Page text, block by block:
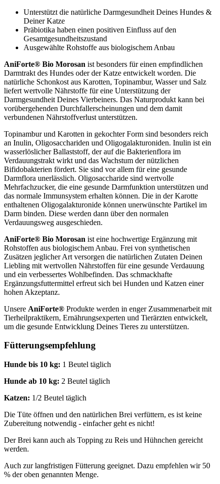
Unterstützt die natürliche Darmgesundheit Deines Hundes &
Deiner Katze
Präbiotika haben einen positiven Einfluss auf den
Gesamtgesundheitszustand
Ausgewählte Rohstoffe aus biologischem Anbau
AniForte® Bio Morosan ist besonders für einen empfindlichen
Darmtrakt des Hundes oder der Katze entwickelt worden. Die
natürliche Schonkost aus Karotten, Topinambur, Wasser und Salz
liefert wertvolle Nährstoffe für eine Unterstützung der
Darmgesundheit Deines Vierbeiners. Das Naturprodukt kann bei
vorübergehenden Durchfallerscheinungen und dem damit
verbundenen Nährstoffverlust unterstützen.
Topinambur und Karotten in gekochter Form sind besonders reich
an Inulin, Oligosacchariden und Oligogalakturoniden. Inulin ist ein
wasserlöslicher Ballaststoff, der auf die Bakterienflora im
Verdauungstrakt wirkt und das Wachstum der nützlichen
Bifidobakterien fördert. Sie sind vor allem für eine gesunde
Darmflora unerlässlich. Oligosaccharide sind wertvolle
Mehrfachzucker, die eine gesunde Darmfunktion unterstützen und
das normale Immunsystem erhalten können. Die in der Karotte
enthaltenen Oligogalakturonide können unerwünschte Partikel im
Darm binden. Diese werden dann über den normalen
Verdauungsweg ausgeschieden.
AniForte® Bio Morosan ist eine hochwertige Ergänzung mit
Rohstoffen aus biologischem Anbau. Frei von synthetischen
Zusätzen jeglicher Art versorgen die natürlichen Zutaten Deinen
Liebling mit wertvollen Nährstoffen für eine gesunde Verdauung
und ein verbessertes Wohlbefinden. Das schmackhafte
Ergänzungsfuttermittel erfreut sich bei Hunden und Katzen einer
hohen Akzeptanz.
Unsere AniForte® Produkte werden in enger Zusammenarbeit mit
Tierheilpraktikern, Ernährungsexperten und Tierärzten entwickelt,
um die gesunde Entwicklung Deines Tieres zu unterstützen.
Fütterungsempfehlung
Hunde bis 10 kg: 1 Beutel täglich
Hunde ab 10 kg: 2 Beutel täglich
Katzen: 1/2 Beutel täglich
Die Tüte öffnen und den natürlichen Brei verfüttern, es ist keine
Zubereitung notwendig - einfacher geht es nicht!
Der Brei kann auch als Topping zu Reis und Hühnchen gereicht
werden.
Auch zur langfristigen Fütterung geeignet. Dazu empfehlen wir 50
% der oben genannten Menge.